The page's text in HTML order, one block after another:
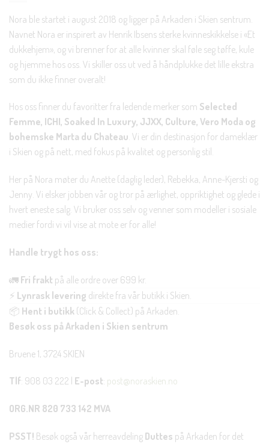
Nora ble startet i august 2018 og ligger på Arkaden i Skien sentrum.
Navnet Nora er inspirert av Henrik Ibsens sterke kvinneskikkelse i «Et
dukkehjem», og vi brenner for at alle kvinner skal føle seg tøffe, kule
og hjemme hos oss. Vi skiller oss ut ved å håndplukke det lille ekstra
som du ikke finner overalt!
Hos oss finner du favoritter fra ledende merker som Selected
Femme, ICHI, Soaked In Luxury, JJXX, Culture, Vero Moda og
bohemske Marta du Chateau. Vi er din destinasjon for dameklær
i Skien og på nett, med fokus på kvalitet og personlig stil.
Her på Nora møter du Anette (daglig leder), Rebekka, Anne-Kjersti og
Jenny. Vi elsker jobben vår og tror på ærlighet, oppriktighet og glede i
hvert eneste salg. Vi bruker oss selv og venner som modeller i sosiale
medier fordi vi vil vise at mote er for alle!
Handle trygt hos oss:
🚛 Fri frakt på alle ordre over 699 kr.
⚡ Lynrask levering direkte fra vår butikk i Skien.
📦 Hent i butikk (Click & Collect) på Arkaden.
Besøk oss på Arkaden i Skien sentrum
Bruene 1, 3724 SKIEN
Tlf: 908 03 222 | E-post: post@noraskien.no
ORG.NR 820 733 142 MVA
PSST! Besøk også vår herreavdeling Duttes på Arkaden for det